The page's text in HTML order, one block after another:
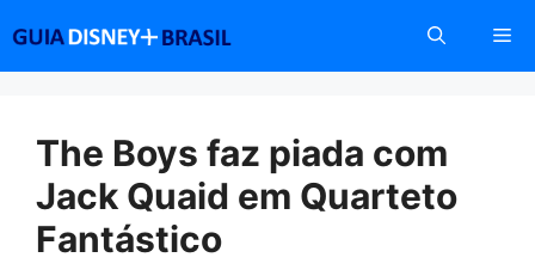
conteúdo
The Boys faz piada com
Jack Quaid em Quarteto
Fantástico